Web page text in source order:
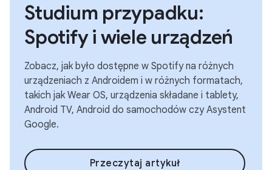
Studium przypadku:
Spotify i wiele urządzeń
Zobacz, jak było dostępne w Spotify na różnych
urządzeniach z Androidem i w różnych formatach,
takich jak Wear OS, urządzenia składane i tablety,
Android TV, Android do samochodów czy Asystent
Google.
Przeczytaj artykuł